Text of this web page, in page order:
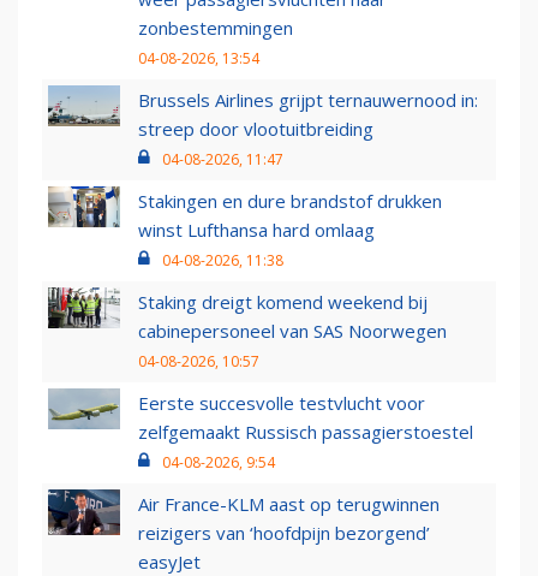
zonbestemmingen
04-08-2026, 13:54
Brussels Airlines grijpt ternauwernood in:
streep door vlootuitbreiding
04-08-2026, 11:47
Stakingen en dure brandstof drukken
winst Lufthansa hard omlaag
04-08-2026, 11:38
Staking dreigt komend weekend bij
cabinepersoneel van SAS Noorwegen
04-08-2026, 10:57
Eerste succesvolle testvlucht voor
zelfgemaakt Russisch passagierstoestel
04-08-2026, 9:54
Air France-KLM aast op terugwinnen
reizigers van ‘hoofdpijn bezorgend’
easyJet